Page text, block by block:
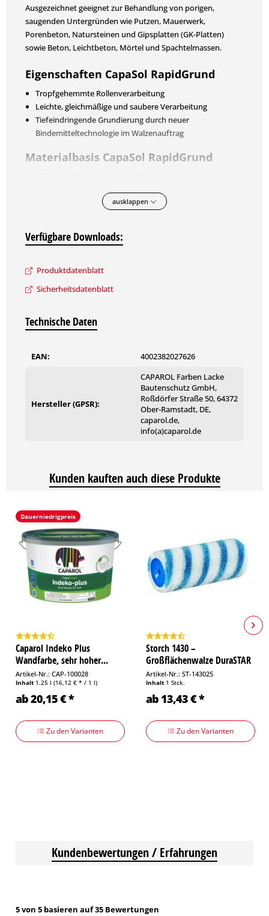
Ausgezeichnet geeignet zur Behandlung von porigen,
saugenden Untergründen wie Putzen, Mauerwerk,
Porenbeton, Natursteinen und Gipsplatten (GK-Platten)
sowie Beton, Leichtbeton, Mörtel und Spachtelmassen.
Eigenschaften CapaSol RapidGrund
Tropfgehemmte Rollenverarbeitung
Leichte, gleichmäßige und saubere Verarbeitung
Tiefeindringende Grundierung durch neuer
Bindemitteltechnologie im Walzenauftrag
Materialbasis CapaSol RapidGrund
Verpackung/Gebindegrößen
Farbtöne
transparent
Lagerung
ca. 1,0 g/cm
Eignung gemäß Technischer
Information Nr. 606 Definition der
(–) nicht geeignet / (○) bedingt geeignet / (+) geeignet
ausklappen
Verfügbare Downloads:
Produktdatenblatt
Sicherheitsdatenblatt
Technische Daten
EAN: 4002382027626
Hersteller (GPSR):
CAPAROL Farben Lacke
Bautenschutz GmbH,
Roßdörfer Straße 50, 64372
Ober-Ramstadt, DE,
caparol.de,
info(a)caparol.de
Kunden kauften auch diese Produkte
Dauerniedrigpreis
Caparol Indeko Plus
Wandfarbe, sehr hoher...
Artikel-Nr.: CAP-100028
Inhalt 1.25 l (16,12 € * / 1 l)
ab 20,15 € *
Zu den Varianten
Storch 1430 –
Großflächenwalze DuraSTAR
12,...
Artikel-Nr.: ST-143025
Inhalt 1 Stck.
ab 13,43 € *
Zu den Varianten
Kundenbewertungen / Erfahrungen
5 von 5 basieren auf 35 Bewertungen